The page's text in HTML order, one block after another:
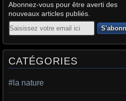
Abonnez-vous pour être averti des
nouveaux articles publiés.
Email
CATÉGORIES
#la nature